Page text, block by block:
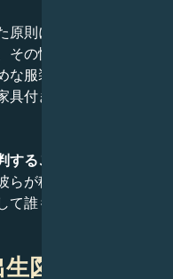
則に従う。乙女座生
の性格は理性に基づ
な服装、あまり手間を
付きの家などに反映
することも多い
が秩序と正直さを求
誰も傷つけないこと
図に関する